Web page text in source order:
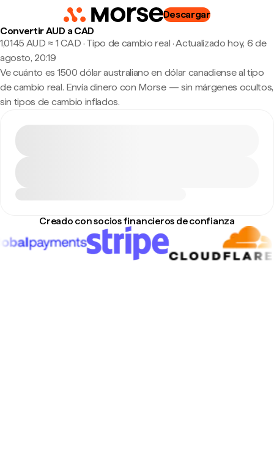
Descargar
Convertir AUD a CAD
1,0145 AUD ≈ 1 CAD · Tipo de cambio real ·Actualizado hoy, 6 de
agosto, 20:19
Ve cuánto es 1500 dólar australiano en dólar canadiense al tipo
de cambio real. Envía dinero con Morse — sin márgenes ocultos,
sin tipos de cambio inflados.
Creado con socios financieros de confianza